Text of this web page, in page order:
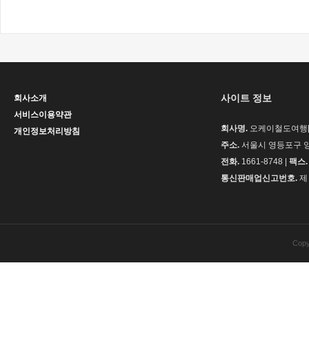
회사소개
서비스이용약관
개인정보처리방침
사이트 정보
회사명. 오케이철도여
주소. 서울시 영등포구
전화. 1661-8748 |
팩스.
통신판매업신고번호.